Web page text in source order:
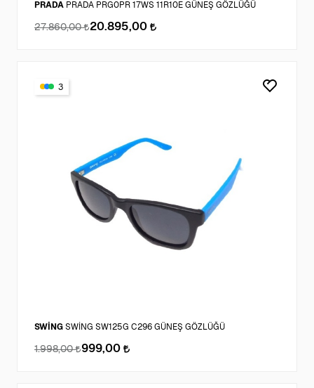
PRADA PRADA PRG0PR 17WS 11R10E GÜNEŞ GÖZLÜĞÜ
27.860,00 20.895,00
3
SWİNG SWİNG SW125G C296 GÜNEŞ GÖZLÜĞÜ
1.998,00 999,00